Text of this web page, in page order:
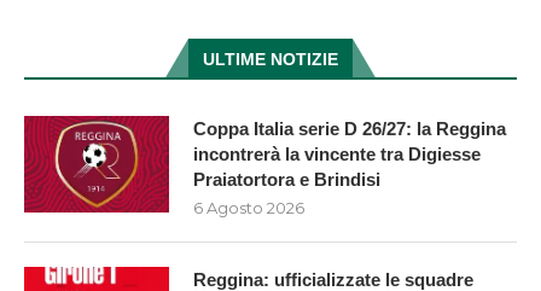
ULTIME NOTIZIE
Coppa Italia serie D 26/27: la Reggina
incontrerà la vincente tra Digiesse
Praiatortora e Brindisi
6 Agosto 2026
Reggina: ufficializzate le squadre